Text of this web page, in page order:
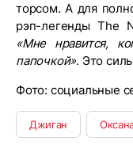
торсом. А для
рэп-легенды The
«Мне нравится,
папочкой». Это
Фото: социальные
Джиган